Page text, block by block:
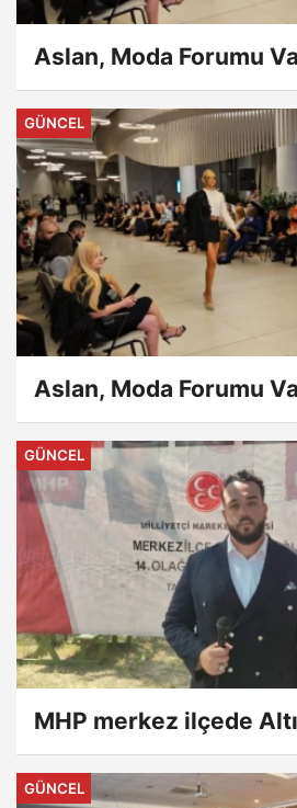
Aslan, Moda Forumu
GÜNCEL
Aslan, Moda Forumu
GÜNCEL
MHP merkez ilçede
GÜNCEL